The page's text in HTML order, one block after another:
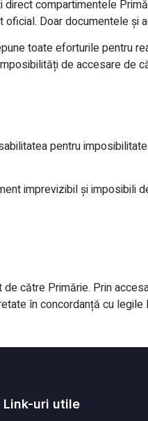
compartimentele
Doar documentele și
toate eforturile pentru
de accesare de
pentru
imprevizibil și imposibili
către Primărie. Prin
în concordanță cu
Link-uri utile